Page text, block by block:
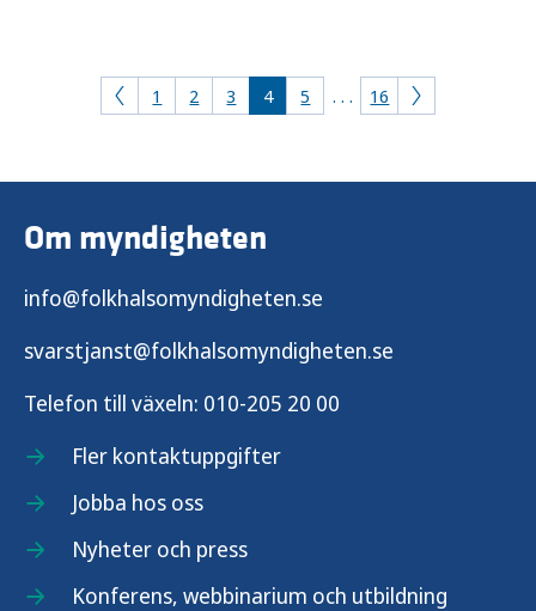
och ger en samlad bild av
1 2 3 4 5 . . . 16
Om myndigheten
info@folkhalsomyndigheten.se
svarstjanst@folkhalsomyndigheten.se
Telefon till växeln: 010-205 20 00
Fler kontaktuppgifter
Jobba hos oss
Nyheter och press
Konferens, webbinarium och utbildning